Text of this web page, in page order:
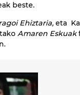
beste.
Ehiztaria, eta
Amaren Eskuak